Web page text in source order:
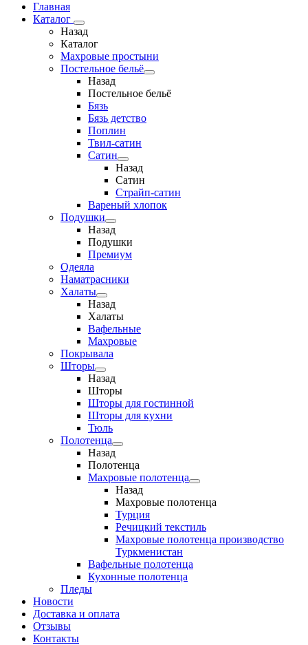
Главная
Каталог
Назад
Каталог
Махровые простыни
Постельное бельё
Назад
Постельное бельё
Бязь
Бязь детство
Поплин
Твил-сатин
Сатин
Назад
Сатин
Страйп-сатин
Вареный хлопок
Подушки
Назад
Подушки
Премиум
Одеяла
Наматрасники
Халаты
Назад
Халаты
Вафельные
Махровые
Покрывала
Шторы
Назад
Шторы
Шторы для гостинной
Шторы для кухни
Тюль
Полотенца
Назад
Полотенца
Махровые полотенца
Назад
Махровые полотенца
Турция
Речицкий текстиль
Махровые полотенца производство
Туркменистан
Вафельные полотенца
Кухонные полотенца
Пледы
Новости
Доставка и оплата
Отзывы
Контакты